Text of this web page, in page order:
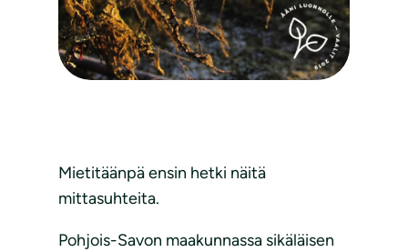
Mietitäänpä ensin hetki näitä
mittasuhteita.
Pohjois-Savon maakunnassa sikäläisen